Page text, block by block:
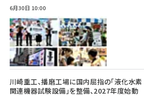
6月30日 10:00
川崎重工、播磨工場に国内屈指の「液化水素
関連機器試験設備」を整備、2027年度始動